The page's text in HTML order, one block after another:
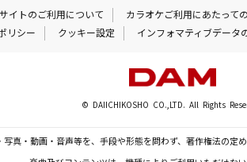
サイトのご利用について カラオケご利用にあたって
リシー クッキー設定 インフォマティブデータ
© DAIICHIKOSHO CO.,LTD. All Rights
真・動画・音声等を、手段や形態を問わず、著作権法の定